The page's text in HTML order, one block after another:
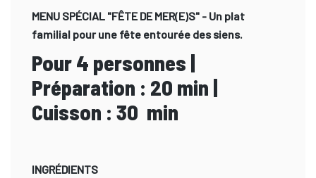
MENU SPÉCIAL "FÊTE DE MER(E)S" - Un plat
familial pour une fête entourée des siens.
Pour 4 personnes |
Préparation : 20 min |
Cuisson : 30 min
INGRÉDIENTS